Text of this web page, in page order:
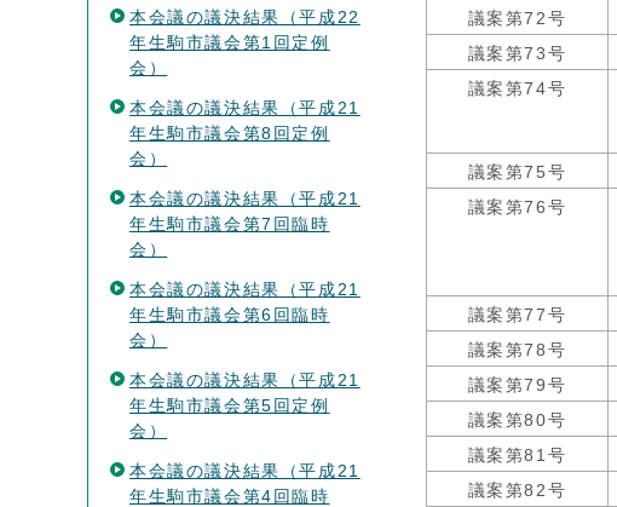
議案第72号
議案第73号
議案第74号
議案第75号
議案第76号
議案第77号
議案第78号
議案第79号
議案第80号
議案第81号
議案第82号
本会議の議決結果（平成22
年生駒市議会第1回定例
会）
本会議の議決結果（平成21
年生駒市議会第8回定例
会）
本会議の議決結果（平成21
年生駒市議会第7回臨時
会）
本会議の議決結果（平成21
年生駒市議会第6回臨時
会）
本会議の議決結果（平成21
年生駒市議会第5回定例
会）
本会議の議決結果（平成21
年生駒市議会第4回臨時